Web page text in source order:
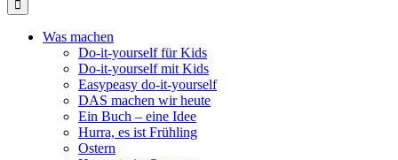
Was machen
Do-it-yourself für Kids
Do-it-yourself mit Kids
Easypeasy do-it-yourself
DAS machen wir heute
Ein Buch – eine Idee
Hurra, es ist Frühling
Ostern